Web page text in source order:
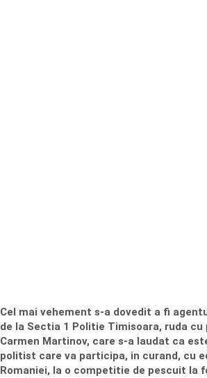
Cel mai vehement s-a dovedit a fi
de la Sectia 1 Politie Timisoara, ruda cu
Carmen Martinov, care s-a laudat ca
politist care va participa, in curand, cu
Romaniei, la o competitie de pescuit la